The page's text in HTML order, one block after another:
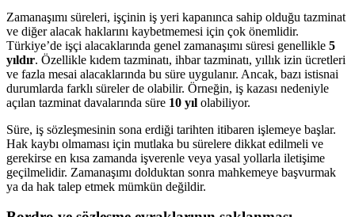
Zamanaşımı süreleri, işçinin iş yeri kapanınca sahip olduğu tazminat
ve diğer alacak haklarını kaybetmemesi için çok önemlidir.
Türkiye’de işçi alacaklarında genel zamanaşımı süresi genellikle 5
yıldır. Özellikle kıdem tazminatı, ihbar tazminatı, yıllık izin ücretleri
ve fazla mesai alacaklarında bu süre uygulanır. Ancak, bazı istisnai
durumlarda farklı süreler de olabilir. Örneğin, iş kazası nedeniyle
açılan tazminat davalarında süre 10 yıl olabiliyor.
Süre, iş sözleşmesinin sona erdiği tarihten itibaren işlemeye başlar.
Hak kaybı olmaması için mutlaka bu sürelere dikkat edilmeli ve
gerekirse en kısa zamanda işverenle veya yasal yollarla iletişime
geçilmelidir. Zamanaşımı dolduktan sonra mahkemeye başvurmak
ya da hak talep etmek mümkün değildir.